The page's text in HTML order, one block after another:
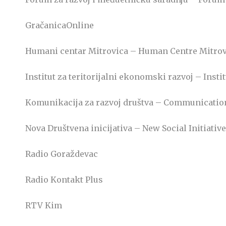
GračanicaOnline
Humani centar Mitrovica – Human Centre
Institut za teritorijalni ekonomski razvoj –
Komunikacija za razvoj društva –
Nova Društvena inicijativa – New Social Initiative
Radio Goraždevac
Radio Kontakt Plus
RTV Kim